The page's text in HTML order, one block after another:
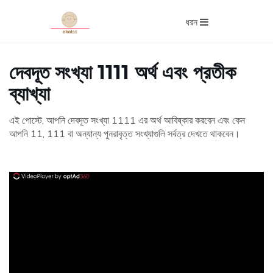
ধরন
দেবদূত সংখ্যা 1111 অর্থ এবং প্রতীক
ব্যাখ্যা
এই পোস্টে, আপনি দেবদূত সংখ্যা 1111 এর অর্থ আবিষ্কার করবেন এবং কেন
আপনি 11, 111 বা অন্যান্য পুনরাবৃত্ত সংখ্যাগুলি সর্বত্র দেখতে থাকবেন।